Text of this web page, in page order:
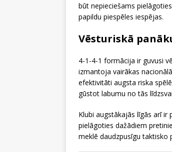
būt nepieciešams
papildu piespēles iespējas.
Vēsturiskā
4-1-4-1 formācija ir guvusi
izmantoja vairākas
efektivitāti augsta riska
gūstot labumu no tās
Klubi augstākajās līgās arī
pielāgoties dažādiem
meklē daudzpusīgu taktisko